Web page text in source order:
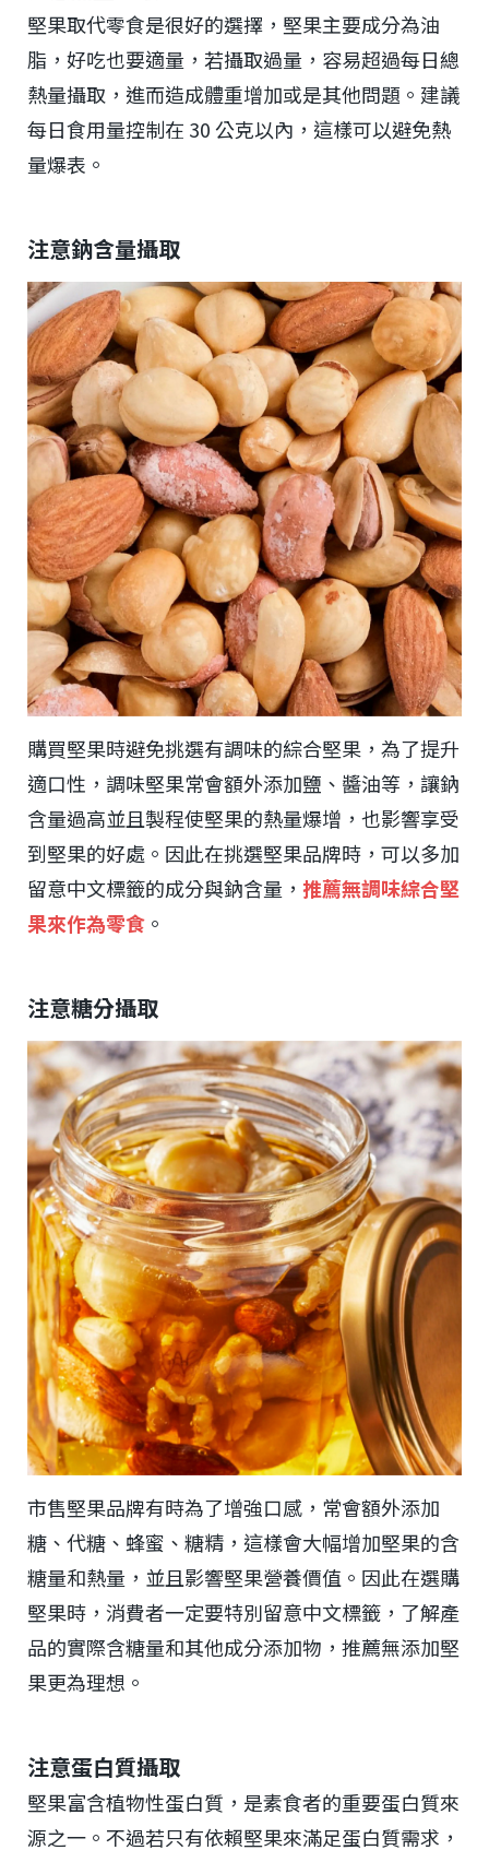
堅果取代零食是很好的選擇，堅果主要成分為油
脂，好吃也要適量，若攝取過量，容易超過每日總
熱量攝取，進而造成體重增加或是其他問題。建議
每日食用量控制在 30 公克以內，這樣可以避免熱
量爆表。
注意鈉含量攝取
購買堅果時避免挑選有調味的綜合堅果，為了提升
適口性，調味堅果常會額外添加鹽、醬油等，讓鈉
含量過高並且製程使堅果的熱量爆增，也影響享受
到堅果的好處。因此在挑選堅果品牌時，可以多加
留意中文標籤的成分與鈉含量， 推薦無調味綜合堅
果來作為零食 。
注意糖分攝取
市售堅果品牌有時為了增強口感，常會額外添加
糖、代糖、蜂蜜、糖精，這樣會大幅增加堅果的含
糖量和熱量，並且影響堅果營養價值。因此在選購
堅果時，消費者一定要特別留意中文標籤，了解產
品的實際含糖量和其他成分添加物，推薦無添加堅
果更為理想。
注意蛋白質攝取
堅果富含植物性蛋白質，是素食者的重要蛋白質來
源之一。不過若只有依賴堅果來滿足蛋白質需求，